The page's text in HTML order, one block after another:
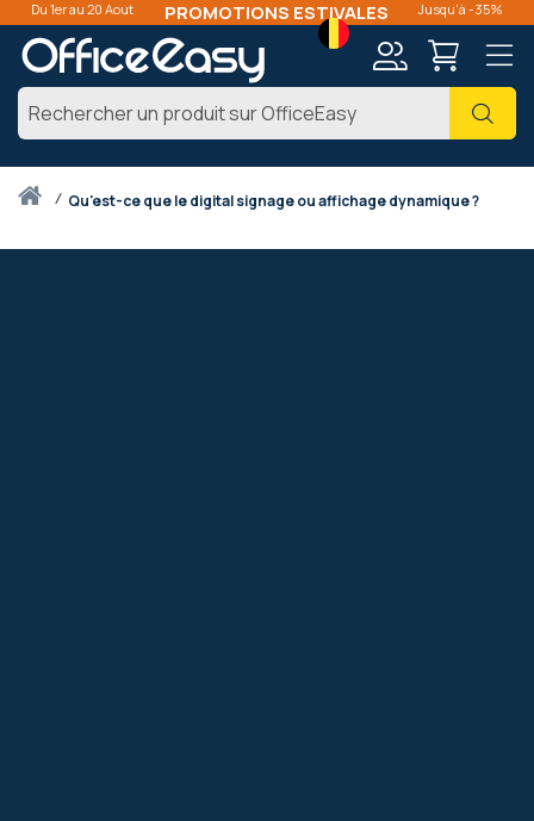
Du 1er au 20 Aout PROMOTIONS ESTIVALES Jusqu'à -35%
Langue
Accueilqu'est-ce que le digital signage ou affichage dynamique ?